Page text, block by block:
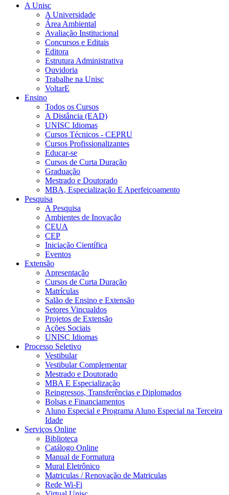
A Unisc
A Universidade
Área Ambiental
Avaliação Institucional
Concursos e Editais
Editora
Estrutura Administrativa
Ouvidoria
Trabalhe na Unisc
VoltarE
Ensino
Todos os Cursos
A Distância (EAD)
UNISC Idiomas
Cursos Técnicos - CEPRU
Cursos Profissionalizantes
Educar-se
Cursos de Curta Duração
Graduação
Mestrado e Doutorado
MBA, Especialização E Aperfeiçoamento
Pesquisa
A Pesquisa
Ambientes de Inovação
CEUA
CEP
Iniciação Científica
Eventos
Extensão
Apresentação
Cursos de Curta Duração
Matrículas
Salão de Ensino e Extensão
Setores Vincualdos
Projetos de Extensão
Ações Sociais
UNISC Idiomas
Processo Seletivo
Vestibular
Vestibular Complementar
Mestrado e Doutorado
MBA E Especialização
Reingressos, Transferências e Diplomados
Bolsas e Financiamentos
Aluno Especial e Programa Aluno Especial na Terceira
Idade
Serviços Online
Biblioteca
Catálogo Online
Manual de Formatura
Mural Eletrônico
Matriculas / Renovação de Matriculas
Rede Wi-Fi